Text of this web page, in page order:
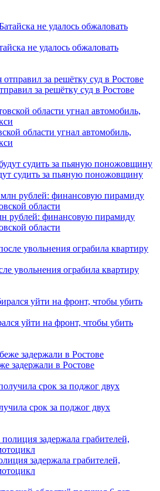
не удалось обжаловать
за решётку суд в Ростове
области угнал автомобиль,
судить за пьяную поножовщину
рублей: финансовую пирамиду
области
увольнения ограбила квартиру
уйти на фронт, чтобы убить
задержали в Ростове
срок за поджог двух
задержала грабителей,